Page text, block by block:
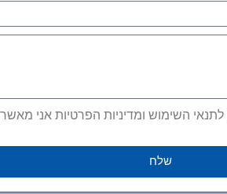
השימוש ומדיניות הפרטיות אני מאשר
שלח